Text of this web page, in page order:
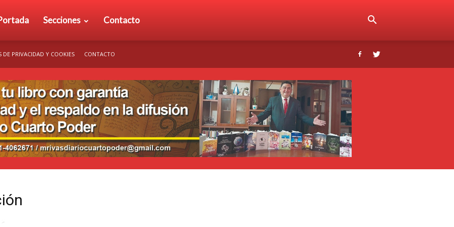
Secciones Contacto
DE PRIVACIDAD Y COOKIES CONTACTO